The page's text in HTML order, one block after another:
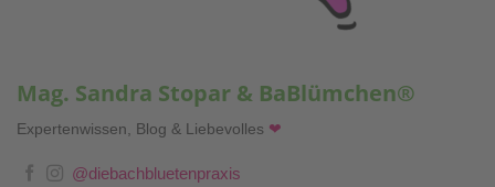
Mag. Sandra Stopar & BaBlümchen®
Expertenwissen, Blog & Liebevolles ❤
@diebachbluetenpraxis